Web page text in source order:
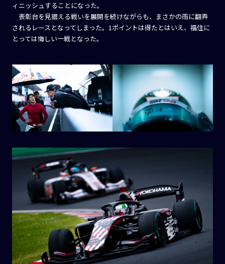
ィニッシュすることになった。
表彰台を見据える戦いを展開を続けながらも、まさかの雨に翻弄
されるレースとなってしまった。1ポイントは得たとはいえ、福住に
とっては悔しい一戦となった。